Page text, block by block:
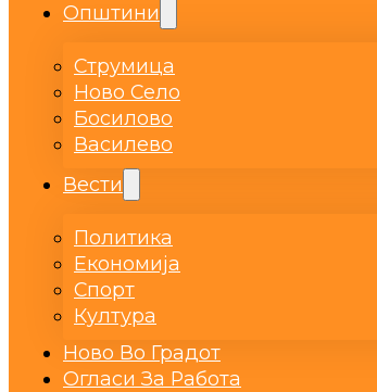
Општини
Струмица
Ново Село
Босилово
Василево
Вести
Политика
Економија
Спорт
Култура
Ново Во Градот
Огласи За Работа